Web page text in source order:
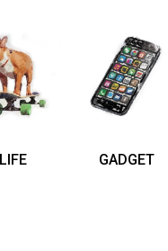
LIFE GADGET